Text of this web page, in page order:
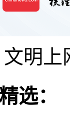
文明上
选：